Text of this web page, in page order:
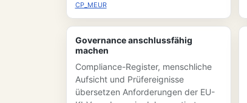
CP_MEUR
Governance anschlussfähig
machen
Compliance-Register, menschliche
Aufsicht und Prüfereignisse
übersetzen Anforderungen der EU-